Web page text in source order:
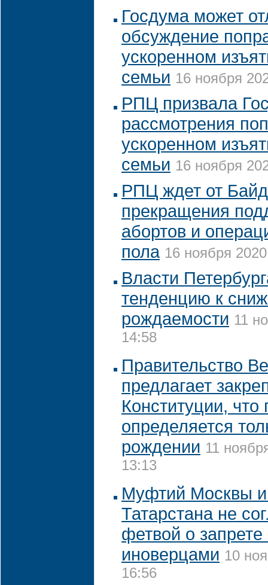
Госдума может
обсуждение
ускоренном
семьи 16 ноября
РПЦ призвала
рассмотрения
ускоренном
семьи 16 ноября
РПЦ ждет от
прекращения
абортов и
пола 16 ноября
Власти
тенденцию к
рождаемости 11
14:58
Правительство
предлагает
Конституции, что
определяется
рождении 11
13:13
Муфтий Москвы
Татарстана не
фетвой о запрете
иноверцами 10
16:56